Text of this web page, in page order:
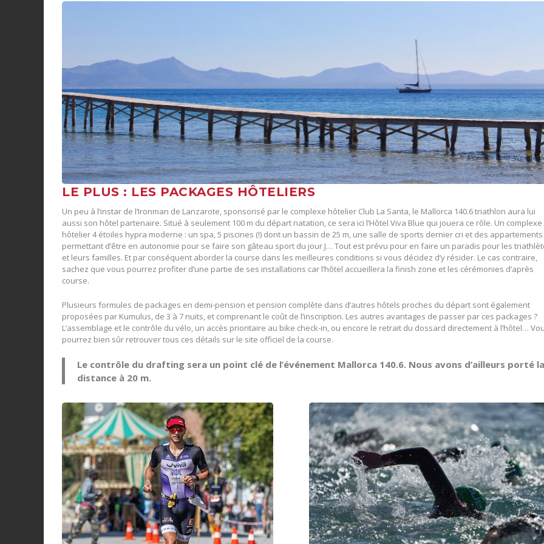
LE PLUS : LES PACKAGES HÔTELIERS
Un peu à l’instar de l’Ironman de Lanzarote, sponsorisé par le complexe hôtelier Club La Santa, le Mallorca 140.6 triathlon aura lui
aussi son hôtel partenaire. Situé à seulement 100 m du départ natation, ce sera ici l’Hôtel Viva Blue qui jouera ce rôle. Un complexe
hôtelier 4 étoiles hypra moderne : un spa, 5 piscines (!) dont un bassin de 25 m, une salle de sports dernier cri et des appartements
permettant d’être en autonomie pour se faire son gâteau sport du jour J… Tout est prévu pour en faire un paradis pour les
et leurs familles. Et par conséquent aborder la course dans les meilleures conditions si vous décidez d’y résider. Le cas contraire,
sachez que vous pourrez profiter d’une partie de ses installations car l’hôtel accueillera la finish zone et les cérémonies d’après
course.
Plusieurs formules de packages en demi-pension et pension complète dans d’autres hôtels proches du départ sont également
proposées par Kumulus, de 3 à 7 nuits, et comprenant le coût de l’inscription. Les autres avantages de passer par ces packages ?
L’assemblage et le contrôle du vélo, un accès prioritaire au bike check-in, ou encore le retrait du dossard directement à l’hôtel…
pourrez bien sûr retrouver tous ces détails sur le site officiel de la course.
Le contrôle du drafting sera un point clé de l’événement Mallorca 140.6. Nous avons d’ailleurs porté
distance à 20 m.